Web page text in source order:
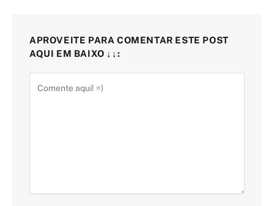
APROVEITE PARA COMENTAR ESTE POST
AQUI EM BAIXO ↓↓: